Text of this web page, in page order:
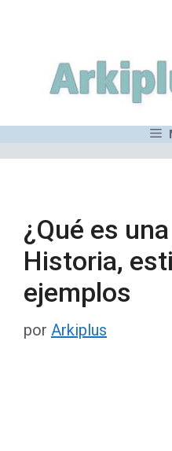
contenido
¿Qué es
Historia,
ejemplos
por Arkiplus